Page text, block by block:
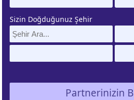
LILITH
BURCU
BURCU
Sizin Doğduğunuz Şehir
Partnerinizin